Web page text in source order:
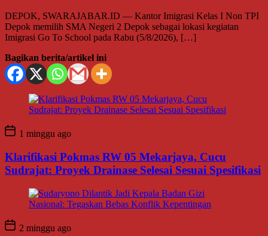
DEPOK, SWARAJABAR.ID — Kantor Imigrasi Kelas I Non TPI
Depok memilih SMA Negeri 2 Depok sebagai lokasi kegiatan
Imigrasi Go To School pada Rabu (5/8/2026), […]
Bagikan berita/artikel ini
1 minggu ago
Klarifikasi Pokmas RW 05 Mekarjaya, Cucu
Sudrajat: Proyek Drainase Selesai Sesuai Spesifikasi
2 minggu ago